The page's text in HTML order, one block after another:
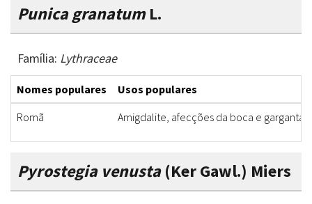
Punica granatumL.
Família: Lythraceae
Nomes populares
Usos populares
Romã
Amigdalite, afecções da boca e
Pyrostegia venusta(Ker Gawl.) Miers